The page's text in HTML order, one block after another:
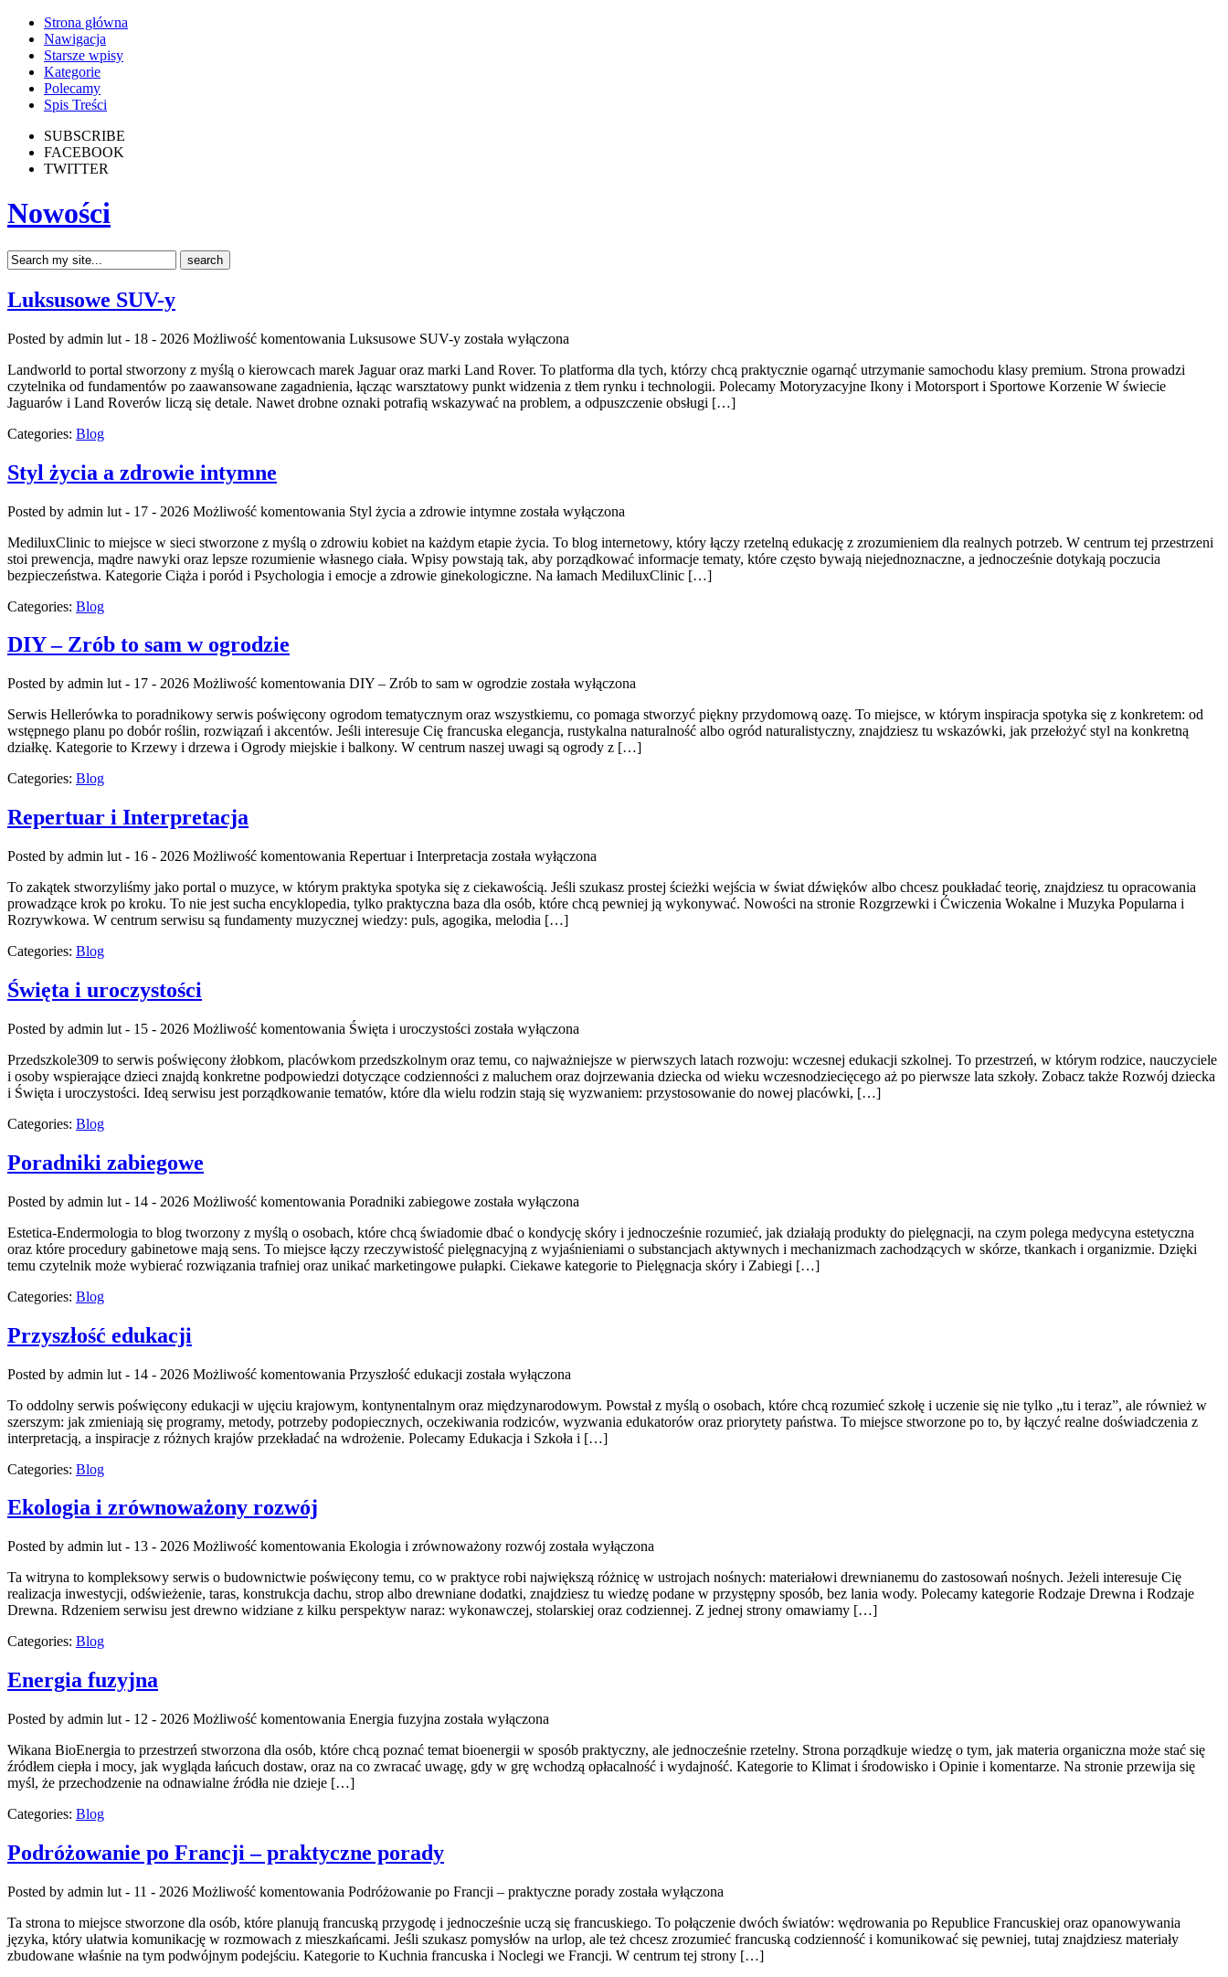
Strona główna
Nawigacja
Starsze wpisy
Kategorie
Polecamy
Spis Treści
SUBSCRIBE
FACEBOOK
TWITTER
Nowości
Luksusowe SUV-y
Posted by admin lut - 18 - 2026 Możliwość komentowania Luksusowe SUV-y została wyłączona
Landworld to portal stworzony z myślą o kierowcach marek Jaguar oraz marki Land Rover. To platforma dla tych, którzy chcą praktycznie ogarnąć utrzymanie samochodu klasy premium. Strona prowadzi
czytelnika od fundamentów po zaawansowane zagadnienia, łącząc warsztatowy punkt widzenia z tłem rynku i technologii. Polecamy Motoryzacyjne Ikony i Motorsport i Sportowe Korzenie W świecie
Jaguarów i Land Roverów liczą się detale. Nawet drobne oznaki potrafią wskazywać na problem, a odpuszczenie obsługi […]
Categories: Blog
Styl życia a zdrowie intymne
Posted by admin lut - 17 - 2026 Możliwość komentowania Styl życia a zdrowie intymne została wyłączona
MediluxClinic to miejsce w sieci stworzone z myślą o zdrowiu kobiet na każdym etapie życia. To blog internetowy, który łączy rzetelną edukację z zrozumieniem dla realnych potrzeb. W centrum tej przestrzeni
stoi prewencja, mądre nawyki oraz lepsze rozumienie własnego ciała. Wpisy powstają tak, aby porządkować informacje tematy, które często bywają niejednoznaczne, a jednocześnie dotykają poczucia
bezpieczeństwa. Kategorie Ciąża i poród i Psychologia i emocje a zdrowie ginekologiczne. Na łamach MediluxClinic […]
Categories: Blog
DIY – Zrób to sam w ogrodzie
Posted by admin lut - 17 - 2026 Możliwość komentowania DIY – Zrób to sam w ogrodzie została wyłączona
Serwis Hellerówka to poradnikowy serwis poświęcony ogrodom tematycznym oraz wszystkiemu, co pomaga stworzyć piękny przydomową oazę. To miejsce, w którym inspiracja spotyka się z konkretem: od
wstępnego planu po dobór roślin, rozwiązań i akcentów. Jeśli interesuje Cię francuska elegancja, rustykalna naturalność albo ogród naturalistyczny, znajdziesz tu wskazówki, jak przełożyć styl na konkretną
działkę. Kategorie to Krzewy i drzewa i Ogrody miejskie i balkony. W centrum naszej uwagi są ogrody z […]
Categories: Blog
Repertuar i Interpretacja
Posted by admin lut - 16 - 2026 Możliwość komentowania Repertuar i Interpretacja została wyłączona
To zakątek stworzyliśmy jako portal o muzyce, w którym praktyka spotyka się z ciekawością. Jeśli szukasz prostej ścieżki wejścia w świat dźwięków albo chcesz poukładać teorię, znajdziesz tu opracowania
prowadzące krok po kroku. To nie jest sucha encyklopedia, tylko praktyczna baza dla osób, które chcą pewniej ją wykonywać. Nowości na stronie Rozgrzewki i Ćwiczenia Wokalne i Muzyka Popularna i
Rozrywkowa. W centrum serwisu są fundamenty muzycznej wiedzy: puls, agogika, melodia […]
Categories: Blog
Święta i uroczystości
Posted by admin lut - 15 - 2026 Możliwość komentowania Święta i uroczystości została wyłączona
Przedszkole309 to serwis poświęcony żłobkom, placówkom przedszkolnym oraz temu, co najważniejsze w pierwszych latach rozwoju: wczesnej edukacji szkolnej. To przestrzeń, w którym rodzice, nauczyciele
i osoby wspierające dzieci znajdą konkretne podpowiedzi dotyczące codzienności z maluchem oraz dojrzewania dziecka od wieku wczesnodziecięcego aż po pierwsze lata szkoły. Zobacz także Rozwój dziecka
i Święta i uroczystości. Ideą serwisu jest porządkowanie tematów, które dla wielu rodzin stają się wyzwaniem: przystosowanie do nowej placówki, […]
Categories: Blog
Poradniki zabiegowe
Posted by admin lut - 14 - 2026 Możliwość komentowania Poradniki zabiegowe została wyłączona
Estetica-Endermologia to blog tworzony z myślą o osobach, które chcą świadomie dbać o kondycję skóry i jednocześnie rozumieć, jak działają produkty do pielęgnacji, na czym polega medycyna estetyczna
oraz które procedury gabinetowe mają sens. To miejsce łączy rzeczywistość pielęgnacyjną z wyjaśnieniami o substancjach aktywnych i mechanizmach zachodzących w skórze, tkankach i organizmie. Dzięki
temu czytelnik może wybierać rozwiązania trafniej oraz unikać marketingowe pułapki. Ciekawe kategorie to Pielęgnacja skóry i Zabiegi […]
Categories: Blog
Przyszłość edukacji
Posted by admin lut - 14 - 2026 Możliwość komentowania Przyszłość edukacji została wyłączona
To oddolny serwis poświęcony edukacji w ujęciu krajowym, kontynentalnym oraz międzynarodowym. Powstał z myślą o osobach, które chcą rozumieć szkołę i uczenie się nie tylko „tu i teraz”, ale również w
szerszym: jak zmieniają się programy, metody, potrzeby podopiecznych, oczekiwania rodziców, wyzwania edukatorów oraz priorytety państwa. To miejsce stworzone po to, by łączyć realne doświadczenia z
interpretacją, a inspiracje z różnych krajów przekładać na wdrożenie. Polecamy Edukacja i Szkoła i […]
Categories: Blog
Ekologia i zrównoważony rozwój
Posted by admin lut - 13 - 2026 Możliwość komentowania Ekologia i zrównoważony rozwój została wyłączona
Ta witryna to kompleksowy serwis o budownictwie poświęcony temu, co w praktyce robi największą różnicę w ustrojach nośnych: materiałowi drewnianemu do zastosowań nośnych. Jeżeli interesuje Cię
realizacja inwestycji, odświeżenie, taras, konstrukcja dachu, strop albo drewniane dodatki, znajdziesz tu wiedzę podane w przystępny sposób, bez lania wody. Polecamy kategorie Rodzaje Drewna i Rodzaje
Drewna. Rdzeniem serwisu jest drewno widziane z kilku perspektyw naraz: wykonawczej, stolarskiej oraz codziennej. Z jednej strony omawiamy […]
Categories: Blog
Energia fuzyjna
Posted by admin lut - 12 - 2026 Możliwość komentowania Energia fuzyjna została wyłączona
Wikana BioEnergia to przestrzeń stworzona dla osób, które chcą poznać temat bioenergii w sposób praktyczny, ale jednocześnie rzetelny. Strona porządkuje wiedzę o tym, jak materia organiczna może stać się
źródłem ciepła i mocy, jak wygląda łańcuch dostaw, oraz na co zwracać uwagę, gdy w grę wchodzą opłacalność i wydajność. Kategorie to Klimat i środowisko i Opinie i komentarze. Na stronie przewija się
myśl, że przechodzenie na odnawialne źródła nie dzieje […]
Categories: Blog
Podróżowanie po Francji – praktyczne porady
Posted by admin lut - 11 - 2026 Możliwość komentowania Podróżowanie po Francji – praktyczne porady została wyłączona
Ta strona to miejsce stworzone dla osób, które planują francuską przygodę i jednocześnie uczą się francuskiego. To połączenie dwóch światów: wędrowania po Republice Francuskiej oraz opanowywania
języka, który ułatwia komunikację w rozmowach z mieszkańcami. Jeśli szukasz pomysłów na urlop, ale też chcesz zrozumieć francuską codzienność i komunikować się pewniej, tutaj znajdziesz materiały
zbudowane właśnie na tym podwójnym podejściu. Kategorie to Kuchnia francuska i Noclegi we Francji. W centrum tej strony […]